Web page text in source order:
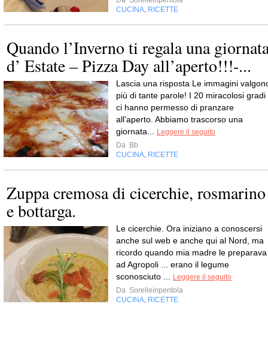
CUCINA RICETTE
Quando l’Inverno ti regala una
d’ Estate – Pizza Day all’aperto!!!-...
Lascia una risposta Le immagini
più di tante parole! I 20 miracolosi gradi
ci hanno permesso di pranzare
all’aperto. Abbiamo trascorso una
giornata...
Leggere il seguito
Da Bb
CUCINA RICETTE
Zuppa cremosa di cicerchie, rosmarino
e bottarga.
Le cicerchie. Ora iniziano a conoscersi
anche sul web e anche qui al Nord, ma
ricordo quando mia madre le preparava
ad Agropoli ... erano il legume
sconosciuto ...
Leggere il seguito
Da Sorelleinpentola
CUCINA RICETTE